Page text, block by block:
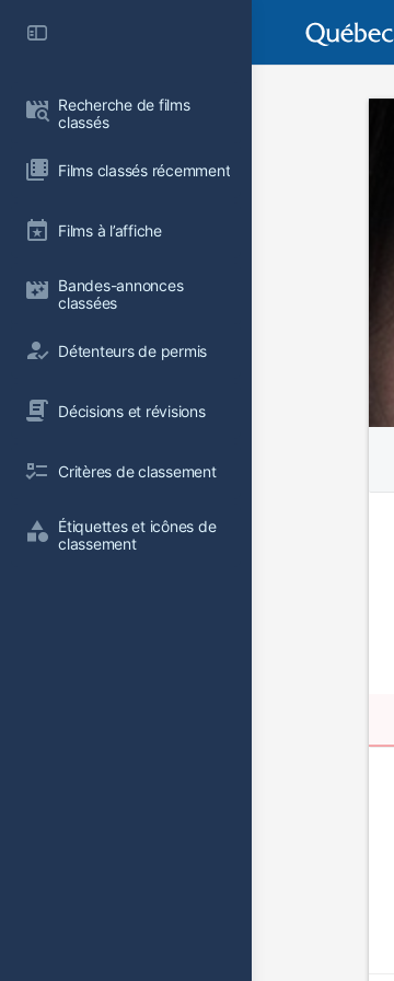
Recherche de films
classés
Films classés récemment
Films à l’affiche
Bandes-annonces
classées
Détenteurs de permis
Décisions et révisions
Critères de classement
Étiquettes et icônes de
classement